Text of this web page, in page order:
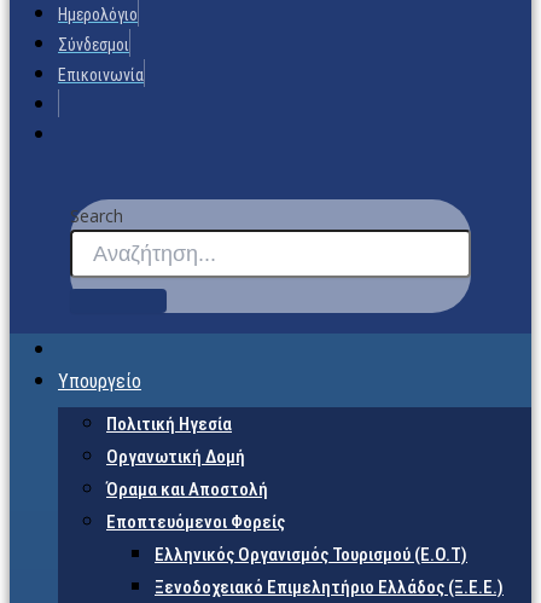
Ημερολόγιο
Σύνδεσμοι
Επικοινωνία
Search
Υπουργείο
Πολιτική Ηγεσία
Οργανωτική Δομή
Όραμα και Αποστολή
Εποπτευόμενοι Φορείς
Eλληνικός Οργανισμός Τουρισμού (Ε.Ο.Τ)
Ξενοδοχειακό Επιμελητήριο Ελλάδος (Ξ.Ε.Ε.)